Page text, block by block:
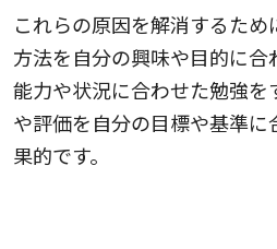
これらの原因を解消するた
方法を自分の興味や目的に合
能力や状況に合わせた勉強
や評価を自分の目標や基準に
果的です。